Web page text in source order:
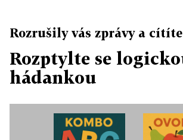
Rozrušily vás zprávy a
Rozptylte se
hádankou